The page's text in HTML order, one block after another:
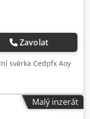
Zavolat
svěrka Cedpfx Aoy
Malý inzerát